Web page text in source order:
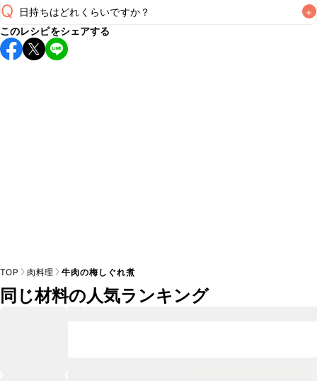
A
Q 日持ちはどれくらいですか？ +
保存期間は冷蔵で翌日中が目安です。なるべくお早めにお召
し上がりください。
このレシピをシェアする
TOP 肉料理 牛肉の梅しぐれ煮
同じ材料の人気ランキング